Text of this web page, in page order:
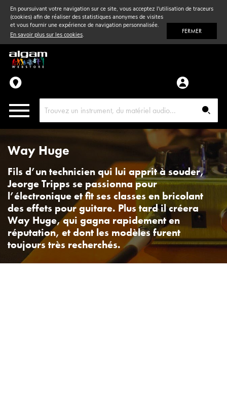
En poursuivant votre navigation sur ce site, vous acceptez l'utilisation de traceurs
(cookies) afin de réaliser des statistiques anonymes de visites
et vous fournir une expérience de navigation personnalisée.
En savoir plus sur les cookies. FERMER
Vent& Violon
Accessoires
Pièces détachées
Way Huge
Fils d’un technicien qui lui apprit à souder,
Jeorge Tripps se passionna pour
l’électronique et fit ses classes en bricolant
des effets pour guitare. Plus tard il créera
Way Huge, qui gagna rapidement en
réputation, et dont les modèles furent
toujours très recherchés.